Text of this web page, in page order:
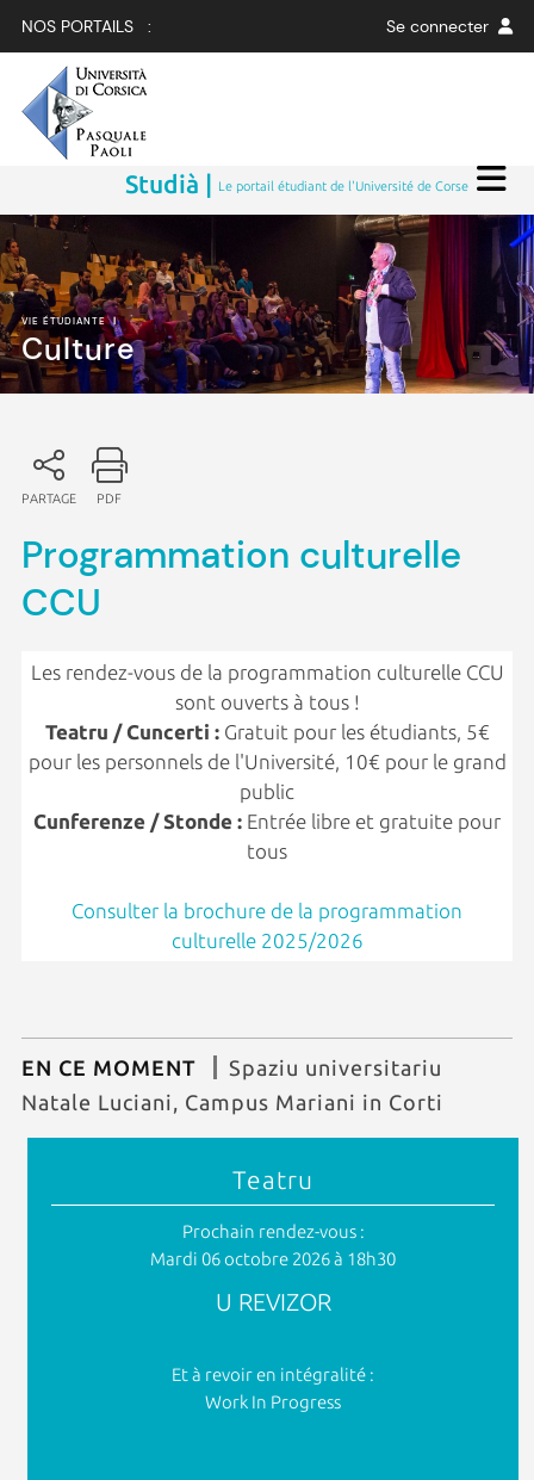
NOS PORTAILS : Se connecter
Studià | Le portail étudiant de l'Université de Corse
VIE ÉTUDIANTE|
Culture
PARTAGE PDF
Programmation culturelle
CCU
Les rendez-vous de la programmation culturelle CCU
sont ouverts à tous !
Teatru / Cuncerti :Gratuit pour les étudiants, 5€
pour les personnels de l'Université, 10€ pour le grand
public
Cunferenze / Stonde : Entrée libre et gratuite pour
tous
Consulter la brochure de la programmation
culturelle 2025/2026
EN CE MOMENT
Spaziu universitariu
Natale Luciani, Campus Mariani in Corti
Teatru
Prochain rendez-vous :
Mardi 06 octobre 2026 à 18h30
U REVIZOR
Et à revoir en intégralité :
Work In Progress